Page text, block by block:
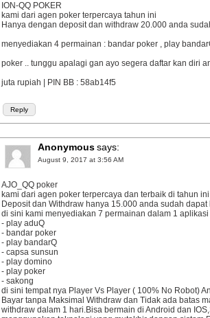
Reply
ION-QQ POKER
kami dari agen poker terpercaya tahun ini
Hanya dengan deposit dan withdraw 20.000 anda
menyediakan 4 permainan : bandar poker , play
poker .. tunggu apalagi gan ayo segera daftar kan diri
juta rupiah | PIN BB : 58ab14f5
Anonymoussays:
August 9, 2017 at 3:56 AM
AJO_QQ poker
kami dari agen poker terpercaya dan terbaik di tahun ini
Deposit dan Withdraw hanya 15.000 anda sudah dapat
di sini kami menyediakan 7 permainan dalam 1 aplikasi
- play aduQ
- bandar poker
- play bandarQ
- capsa sunsun
- play domino
- play poker
- sakong
di sini tempat nya Player Vs Player ( 100% No Robot)
Bayar tanpa Maksimal Withdraw dan Tidak ada batas
withdraw dalam 1 hari.Bisa bermain di Android dan